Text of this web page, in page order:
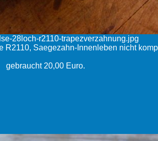
28loch-r2110-trapezverzahnung.jpg
R2110, Saegezahn-Innenleben nicht
gebraucht 20,00 Euro.